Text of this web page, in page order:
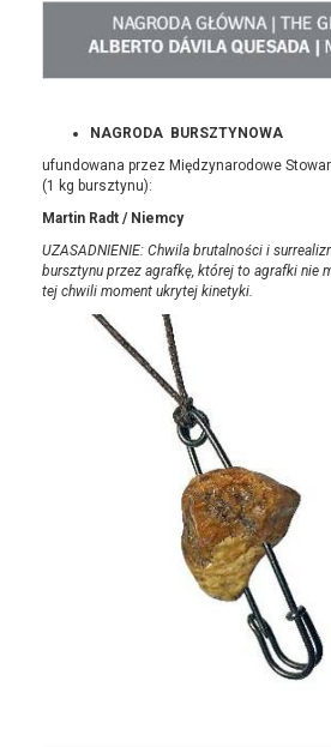
NAGRODA BURSZTYNOWA
ufundowana przez Międzynarodowe
(1 kg bursztynu):
Martin Radt / Niemcy
UZASADNIENIE: Chwila brutalności i
bursztynu przez agrafkę, której to agrafki nie
tej chwili moment ukrytej kinetyki.